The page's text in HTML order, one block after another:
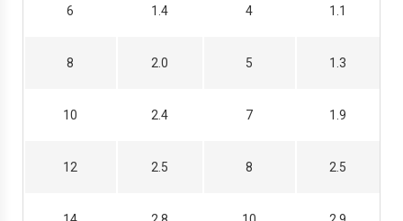
6 1.4 4 1.1
8 2.0 5 1.3
10 2.4 7 1.9
12 2.5 8 2.5